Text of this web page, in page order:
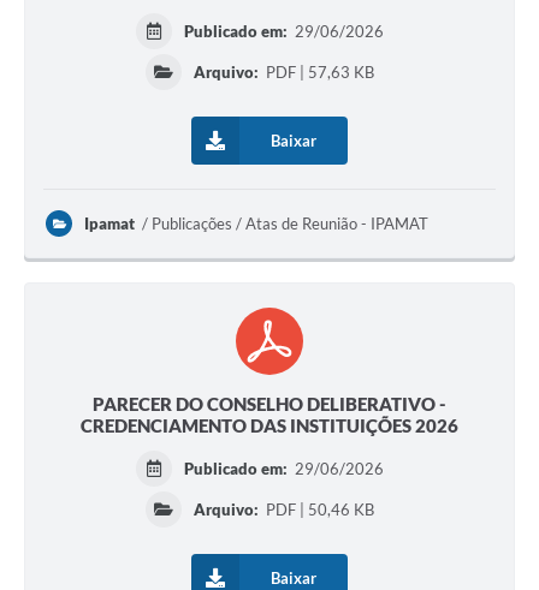
Publicado em: 29/06/2026
Arquivo: PDF | 57,63 KB
Baixar
Ipamat Publicações / Atas de Reunião - IPAMAT
PARECER DO CONSELHO DELIBERATIVO -
CREDENCIAMENTO DAS INSTITUIÇÕES 2026
Publicado em: 29/06/2026
Arquivo: PDF | 50,46 KB
Baixar